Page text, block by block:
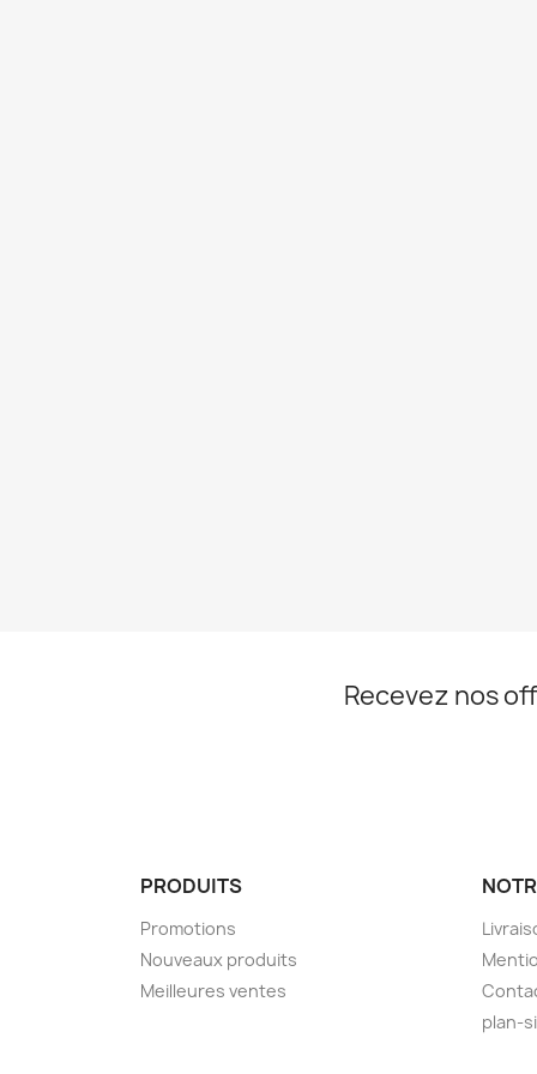
Recevez nos
PRODUITS
Promotions
Nouveaux produits
Meilleures ventes
plan-